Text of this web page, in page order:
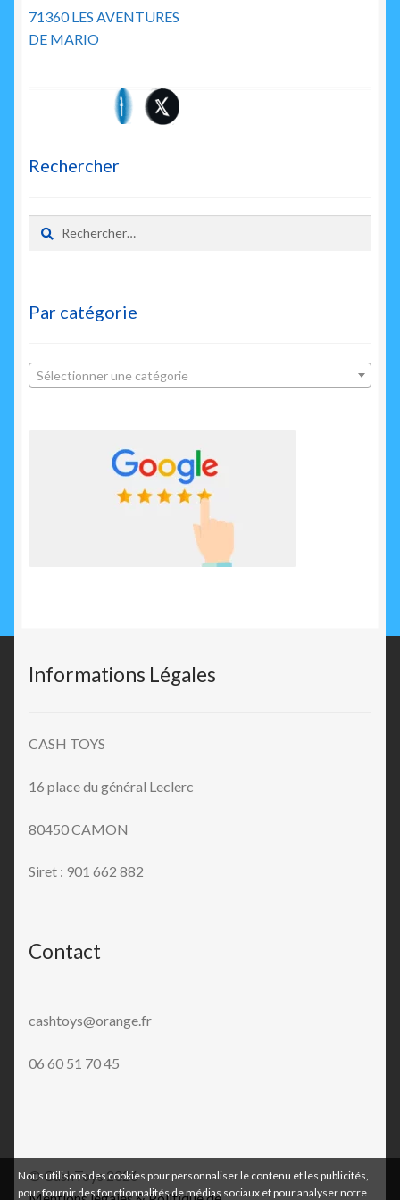
deprécédent :
71360 LES AVENTURES
DE MARIO
Rechercher
Rechercher :
Par catégorie
Sélectionner une catégorie
Informations Légales
CASH TOYS
16 place du général Leclerc
80450 CAMON
Siret : 901 662 882
Contact
cashtoys@orange.fr
06 60 51 70 45
© CashToys 2026
Nous utilisons des cookies pour personnaliser le contenu et les publicités,
pour fournir des fonctionnalités de médias sociaux et pour analyser notre